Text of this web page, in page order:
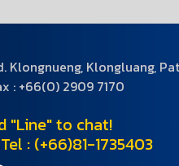
Klongnueng, Klongluang,
: +66(0) 2909 7170
"Line" to chat!
: (+66)81-1735403